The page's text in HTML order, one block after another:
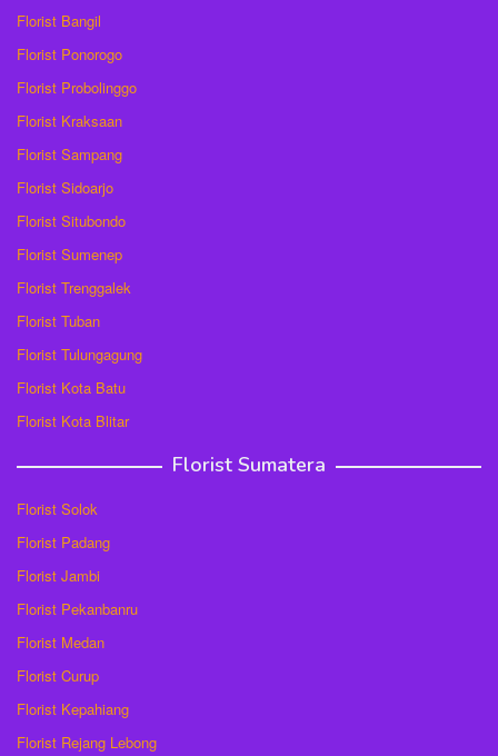
Florist Bangil
Florist Ponorogo
Florist Probolinggo
Florist Kraksaan
Florist Sampang
Florist Sidoarjo
Florist Situbondo
Florist Sumenep
Florist Trenggalek
Florist Tuban
Florist Tulungagung
Florist Kota Batu
Florist Kota Blitar
Florist Sumatera
Florist Solok
Florist Padang
Florist Jambi
Florist Pekanbanru
Florist Medan
Florist Curup
Florist Kepahiang
Florist Rejang Lebong